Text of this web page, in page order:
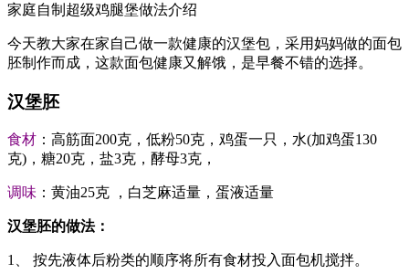
家庭自制超级鸡腿堡做法介绍
今天教大家在家自己做一款健康的汉堡包，采用妈妈做的面包
胚制作而成，这款面包健康又解饿，是早餐不错的选择。
汉堡胚
食材 ：高筋面200克，低粉50克，鸡蛋一只，水(加鸡蛋130
克)，糖20克，盐3克，酵母3克，
调味 ：黄油25克 ，白芝麻适量，蛋液适量
汉堡胚的做法：
1、 按先液体后粉类的顺序将所有食材投入面包机搅拌。